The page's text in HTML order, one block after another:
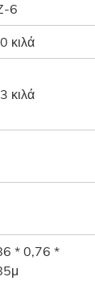
6
κιλά
κιλά
* 0,76 *